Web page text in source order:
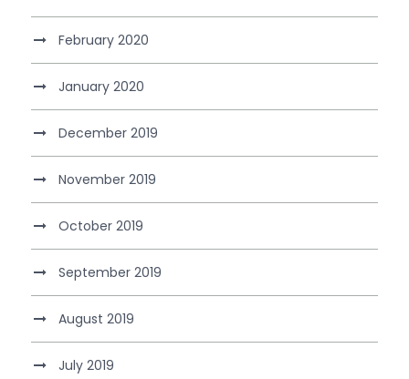
February 2020
January 2020
December 2019
November 2019
October 2019
September 2019
August 2019
July 2019